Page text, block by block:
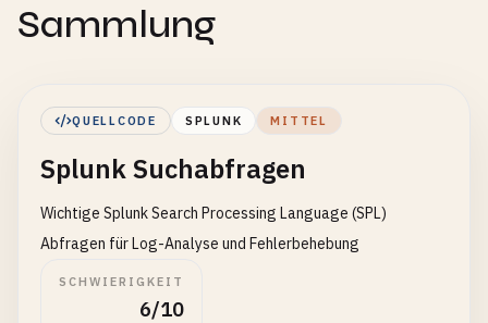
Sammlung
QUELLCODE SPLUNK MITTEL
Splunk Suchabfragen
Wichtige Splunk Search Processing Language (SPL)
Abfragen für Log-Analyse und Fehlerbehebung
SCHWIERIGKEIT
6/10